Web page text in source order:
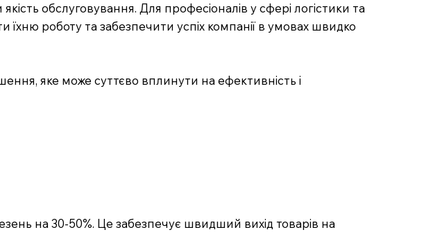
обслуговування. Для професіоналів у сфері логістики та
їхню роботу та забезпечити успіх компанії в умовах швидко
яке може суттєво вплинути на ефективність і
на 30-50%. Це забезпечує швидший вихід товарів на